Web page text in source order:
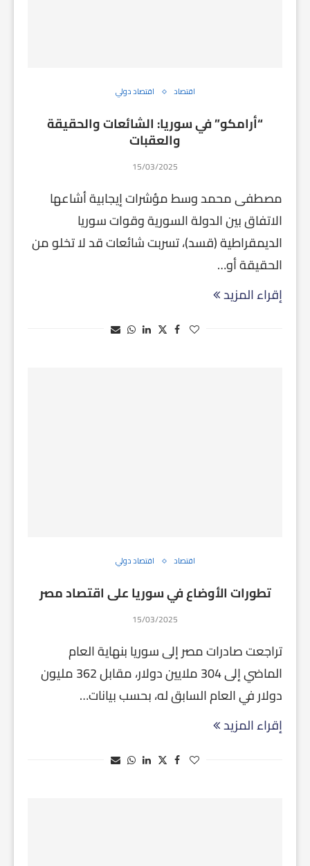
اقتصاد اقتصاد دولي
“أرامكو” في سوريا: الشائعات والحقيقة
والعقبات
15/03/2025
مصطفى محمد وسط مؤشرات إيجابية أشاعها
الاتفاق بين الدولة السورية وقوات سوريا
الديمقراطية (قسد)، تسربت شائعات قد لا تخلو من
الحقيقة أو…
إقراء المزيد
اقتصاد اقتصاد دولي
تطورات الأوضاع في سوريا على اقتصاد مصر
15/03/2025
تراجعت صادرات مصر إلى سوريا بنهاية العام
الماضي إلى 304 ملايين دولار، مقابل 362 مليون
دولار في العام السابق له، بحسب بيانات…
إقراء المزيد